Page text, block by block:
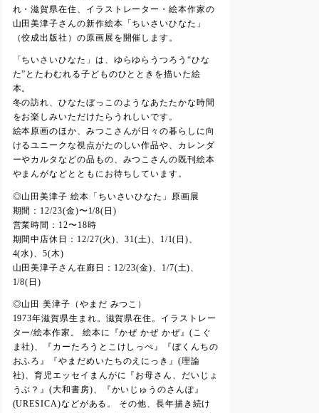
れ・滋賀県在住、イラストレーター・絵本作家の
山田美津子さんの新作絵本「ちいさいひなた」
（佼成出版社）の原画展を開催します。
「ちいさいひなた」は、ゆらゆらうつろう“ひな
た”とたわむれる子どものひとときを描いた絵
本。
冬の訪れ、ひなたぼっこのようなあたたかな時間
をお楽しみいただけたらうれしいです。
絵本原画のほか、みつこさんが日々の暮らしに向
けるユニークな視点がたのしい作品や、カレンダ
ーやカルタなどの品もの、みつこさんの既刊絵本
やまんがなどとともにお待ちしています。
◎山田美津子 絵本「ちいさいひなた」原画展
期間：12/23(金)〜1/8(日)
営業時間：12〜18時
期間中店休日：12/27(火)、31(土)、1/1(日)、
4(水)、5(木)
山田美津子さん在廊日：12/23(金)、1/7(土)、
1/8(日)
◎山田 美津子（やまだ みつこ）
1973年滋賀県生まれ。滋賀県在住。イラストレー
ター/絵本作家。 絵本に『かぜ かぜ かぜ』(こぐ
ま社)、『カーたろうとこけしっぺ』『ぼくんちの
おふろ』『やまだめいたちのえにっき』(理論
社)、育児エッセイまんがに『お母さん、だいじょ
うぶ？』(大和書房)、『かいじゅうのさんぽ』
(URESICA)などがある。 その他、長年描き続け